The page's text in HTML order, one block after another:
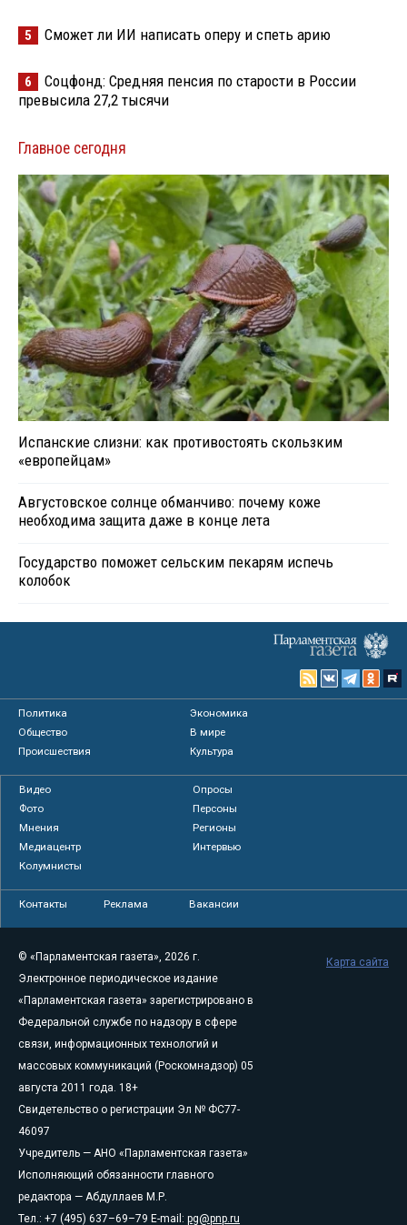
5 Сможет ли ИИ написать оперу и спеть арию
6
Соцфонд: Средняя пенсия по старости в России
превысила 27,2 тысячи
Главное сегодня
Испанские слизни: как противостоять скользким
«европейцам»
Августовское солнце обманчиво: почему коже
необходима защита даже в конце лета
Государство поможет сельским пекарям испечь
колобок
Политика
Экономика
Общество
В мире
Происшествия
Культура
Видео
Опросы
Фото
Персоны
Мнения
Регионы
Медиацентр
Интервью
Колумнисты
Контакты Реклама Вакансии
© «Парламентская газета», 2026 г.
Электронное периодическое издание
«Парламентская газета» зарегистрировано в
Федеральной службе по надзору в сфере
связи, информационных технологий и
массовых коммуникаций (Роскомнадзор) 05
августа 2011 года. 18+
Свидетельство о регистрации Эл № ФС77-
46097
Учредитель — АНО «Парламентская газета»
Исполняющий обязанности главного
редактора — Абдуллаев М.Р.
Тел.: +7 (495) 637–69–79 E-mail: pg@pnp.ru
Карта сайта